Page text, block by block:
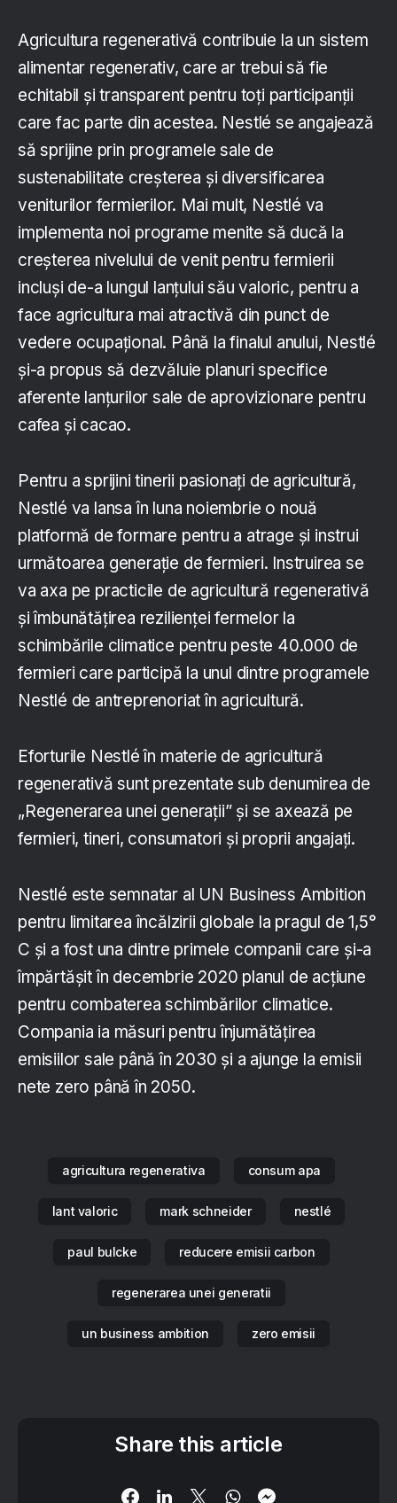
Agricultura regenerativă contribuie la un sistem
alimentar regenerativ, care ar trebui să fie
echitabil și transparent pentru toți participanții
care fac parte din acestea. Nestlé se angajează
să sprijine prin programele sale de
sustenabilitate creșterea și diversificarea
veniturilor fermierilor. Mai mult, Nestlé va
implementa noi programe menite să ducă la
creșterea nivelului de venit pentru fermierii
incluși de-a lungul lanțului său valoric, pentru a
face agricultura mai atractivă din punct de
vedere ocupațional. Până la finalul anului, Nestlé
și-a propus să dezvăluie planuri specifice
aferente lanțurilor sale de aprovizionare pentru
cafea și cacao.
Pentru a sprijini tinerii pasionați de agricultură,
Nestlé va lansa în luna noiembrie o nouă
platformă de formare pentru a atrage și instrui
următoarea generație de fermieri. Instruirea se
va axa pe practicile de agricultură regenerativă
și îmbunătățirea rezilienței fermelor la
schimbările climatice pentru peste 40.000 de
fermieri care participă la unul dintre programele
Nestlé de antreprenoriat în agricultură.
Eforturile Nestlé în materie de agricultură
regenerativă sunt prezentate sub denumirea de
„Regenerarea unei generații” și se axează pe
fermieri, tineri, consumatori și proprii angajați.
Nestlé este semnatar al UN Business Ambition
pentru limitarea încălzirii globale la pragul de 1,5°
C și a fost una dintre primele companii care și-a
împărtășit în decembrie 2020 planul de acțiune
pentru combaterea schimbărilor climatice.
Compania ia măsuri pentru înjumătățirea
emisiilor sale până în 2030 și a ajunge la emisii
nete zero până în 2050.
agricultura regenerativa consum apa
lant valoric mark schneider nestlé
paul bulcke reducere emisii carbon
regenerarea unei generatii
un business ambition zero emisii
Share this article